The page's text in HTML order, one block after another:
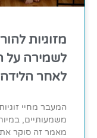
מזוגיות
לשמירה על
לאחר הלידה
המעבר מחיי
משמעותיים,
מאמר זה סוקר